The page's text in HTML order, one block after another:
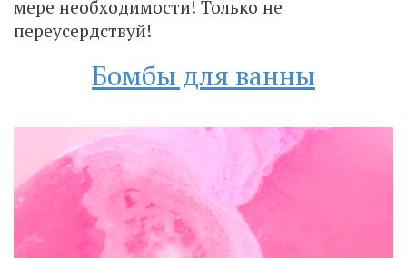
мере необходимости! Только не
переусердствуй!
Бомбы для ванны